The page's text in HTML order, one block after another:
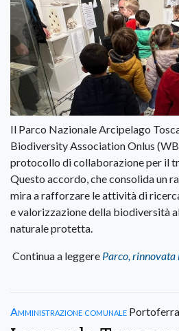
Il Parco Nazionale Arcipelago
Biodiversity Association Onlus
protocollo di collaborazione per il
Questo accordo, che consolida un
mira a rafforzare le attività di
e valorizzazione della biodiversità
naturale protetta.
Continua a leggere Parco, rinnovata
Amministrazione comunale